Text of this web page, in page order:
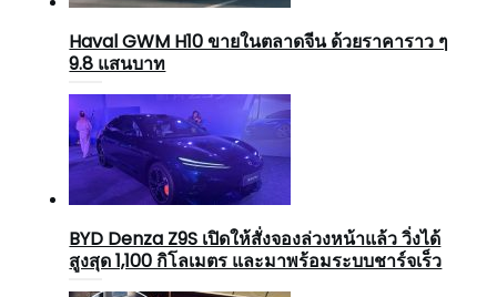
Haval GWM H10 ขายในตลาดจีน ด้วยราคาราว ๆ
9.8 แสนบาท
BYD Denza Z9S เปิดให้สั่งจองล่วงหน้าแล้ว วิ่งได้
สูงสุด 1,100 กิโลเมตร และมาพร้อมระบบชาร์จเร็ว